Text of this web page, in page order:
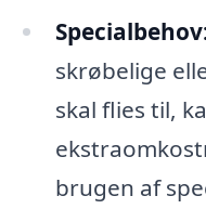
skrøbelige
skal flies til,
brugen af